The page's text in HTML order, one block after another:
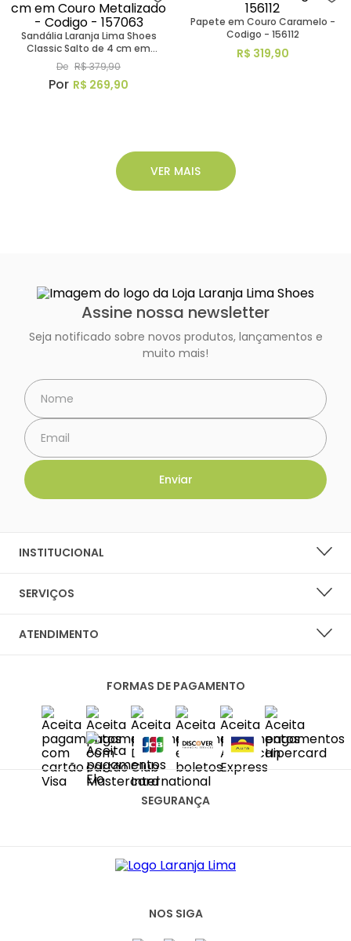
Sandália Laranja Lima Shoes
Classic Salto de 4 cm em
Couro Metalizado - Codigo -
157063
De R$379,90
R$ 269,90
Papete em Couro Caramelo -
Codigo - 156112
R$ 319,90
Assine nossa newsletter
Seja notificado sobre novos produtos, lançamentos e
muito mais!
INSTITUCIONAL
PERGUNTAS FREQUENTES
POLÍTICA DE ENTREGA
TROCAS E DEVOLUÇÕES
SERVIÇOS
ATENDIMENTO
SAC
DIAS ÚTEIS DAS 10H ÀS 18H
SAC@LARANJALIMASHOES.COM.BR
(11) 2067-8100
FORMAS DE PAGAMENTO
SEGURANÇA
NOS SIGA